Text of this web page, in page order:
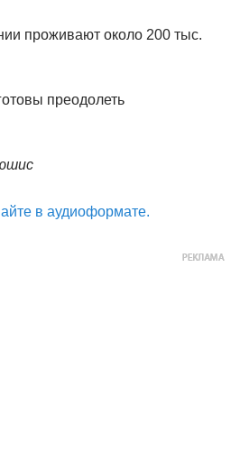
проживают около 200 тыс.
преодолеть
в аудиоформате.